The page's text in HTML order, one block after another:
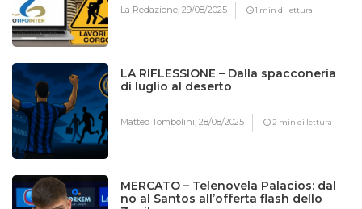
La Redazione,29/08/2025 1 min di lettura
LA RIFLESSIONE – Dalla spacconeria
di luglio al deserto
Matteo Tombolini,28/08/2025 2 min di lettura
MERCATO – Telenovela Palacios: dal
no al Santos all’offerta flash dello